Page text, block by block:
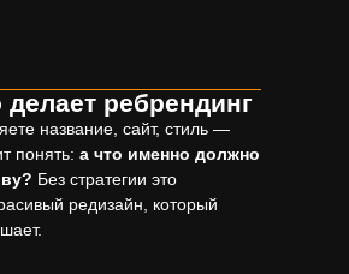
делает ребрендинг
название, сайт, стиль —
понять: а что именно должно
Без стратегии это
редизайн, который